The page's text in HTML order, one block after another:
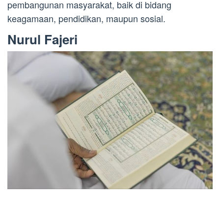
pembangunan masyarakat, baik di bidang
keagamaan, pendidikan, maupun sosial.
Nurul Fajeri